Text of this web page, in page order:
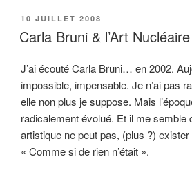
PUBLIÉ
LE
10 JUILLET 2008
Carla Bruni & l’Art Nucléaire
J’ai écouté Carla Bruni… en 2002.
impossible, impensable. Je n’ai pas
elle non plus je suppose. Mais
radicalement évolué. Et il me semble
artistique ne peut pas, (plus ?)
« Comme si de rien n’était ».